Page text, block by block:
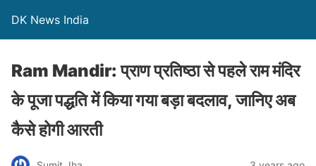
DK News India
Ram Mandir: प्राण प्रतिष्ठा से पहले राम मंदिर
के पूजा पद्धति में किया गया बड़ा बदलाव, जानिए अब
कैसे होगी आरती